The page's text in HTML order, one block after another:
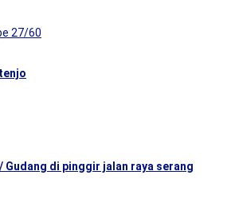
Gudang di pinggir jalan raya serang